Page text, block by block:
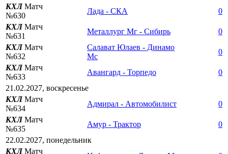
КХЛМатч
№630
Лада - СКА
0
КХЛМатч
№631
Металлург Мг - Сибирь
0
КХЛМатч
№632
Салават Юлаев - Динамо
Мс
0
КХЛМатч
№633
Авангард - Торпедо
0
21.02.2027, воскресенье
КХЛМатч
№634
Адмирал - Автомобилист
0
КХЛМатч
№635
Амур - Трактор
0
22.02.2027, понедельник
КХЛМатч